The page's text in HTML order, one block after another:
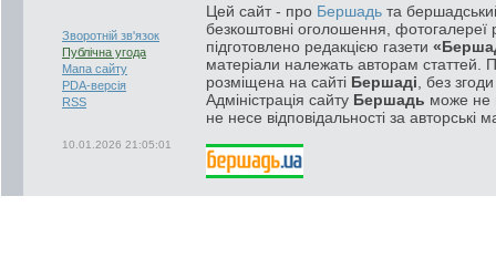
Зворотній зв'язок
Публічна угода
Мапа сайту
PDA-версія
RSS
10.01.2026 21:05:01
Цей сайт - про Бершадь та
безкоштовні оголошення, фотогалереї
підготовлено редакцією газети
матеріали належать авторам статтей.
розміщена на сайті Бершаді , без
Адміністрація сайту Бершадь може не
не несе відповідальності за авторські